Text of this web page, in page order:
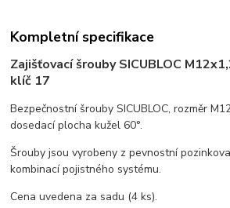
Kompletní specifikace
Zajišťovací šrouby SICUBLOC
klíč 17
Bezpečnostní šrouby SICUBLOC, rozměr
dosedací plocha kužel 60°.
Šrouby jsou vyrobeny z pevnostní
kombinací pojistného systému.
Cena uvedena za sadu (4 ks).